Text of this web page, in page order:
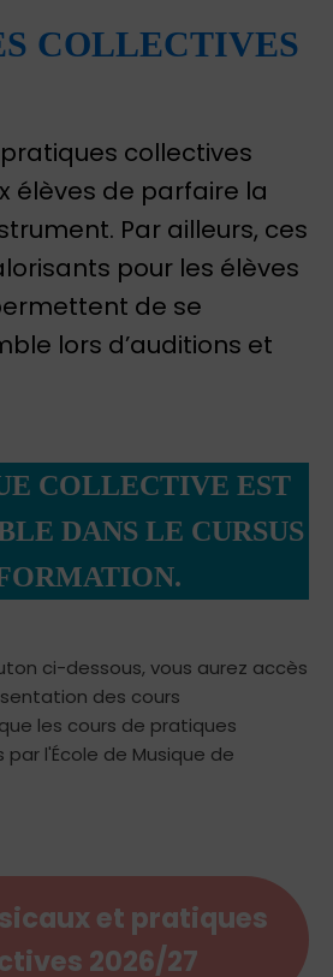
COLLECTIVES
collectives
élèves de parfaire la
Par ailleurs, ces
pour les élèves
de se
lors d’auditions et
COLLECTIVE EST
DANS LE CURSUS
ci-dessous, vous aurez accès
des cours
les cours de pratiques
l'École de Musique de
et pratiques
2026/27